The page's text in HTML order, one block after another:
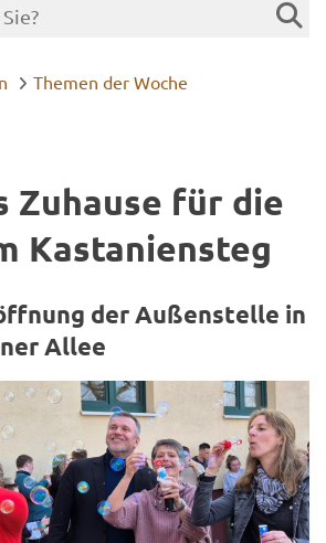
Themen der Woche
Zu­hau­se für die
Kas­ta­ni­en­steg
der Au­ßen­stel­le in
Allee